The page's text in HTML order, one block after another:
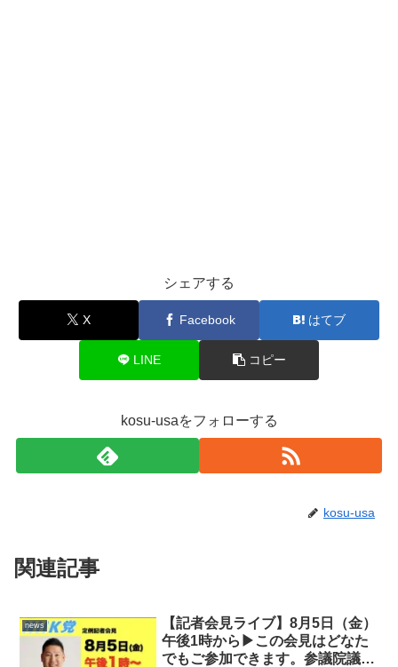
シェアする
X Facebook はてブ
LINE コピー
kosu-usaをフォローする
kosu-usa
関連記事
news
【記者会見ライブ】8月5日（金）
午後1時から▶︎この会見はどなた
でもご参加できます。参議院議員